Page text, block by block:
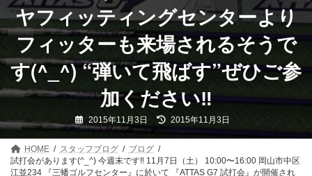
ヤフィッティングセンターより
フィッターも来場されるそうで
す(^_^) “弾いて飛ばす”ぜひご参
加ください‼️
2015年11月3日
最
時
2015年11月3日
HOME スタッフブログ
ブログ
試打会があります(^_^) 今週末です‼️ 11月7日（土） 10:00〜16:00 岡山市中区
江並234 『三蟠ゴルフセンター』に於いて 『ATTAS G7 試打会』が開催され